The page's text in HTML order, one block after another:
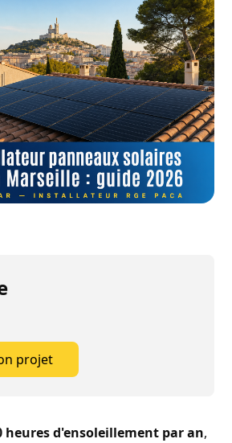
projet
heures d'ensoleillement par an,